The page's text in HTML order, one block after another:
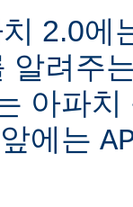
2.0에
알려주
아파
에는